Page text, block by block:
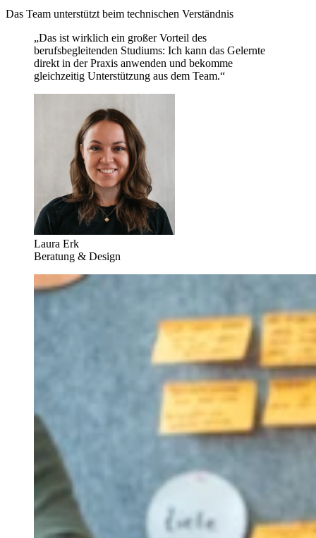
Das Team unterstützt beim technischen Verständnis
„Das ist wirklich ein großer Vorteil des
berufsbegleitenden Studiums: Ich kann das Gelernte
direkt in der Praxis anwenden und bekomme
gleichzeitig Unterstützung aus dem Team.“
Laura Erk
Beratung & Design